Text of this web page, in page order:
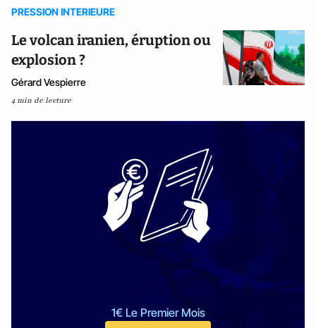
PRESSION INTERIEURE
Le volcan iranien, éruption ou
explosion ?
Gérard Vespierre
4 min de lecture
1€ Le Premier Mois